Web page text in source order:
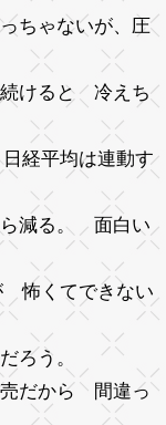
ちゃないが、圧
続けると 冷えち
経平均は連動す
ら減る。 面白い
怖くてできない
ろう。
だから 間違っ